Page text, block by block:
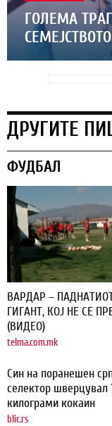
ГОЛЕМА
ДРУГИТЕ
ФУДБАЛ
ВАРДАР –
ГИГАНТ, КОЈ НЕ СЕ
(ВИДЕО)
telma.com.mk
Син на поранешен
селектор шверцувал
килограми кокаин
blic.rs